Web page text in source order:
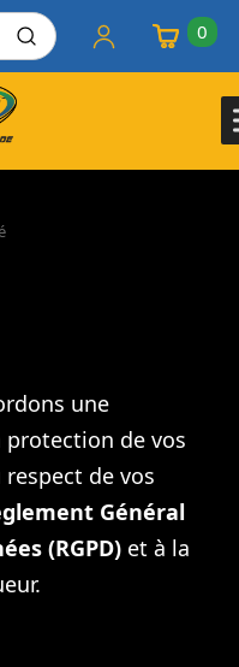
0
une
de vos
de vos
Général
(RGPD) et à la